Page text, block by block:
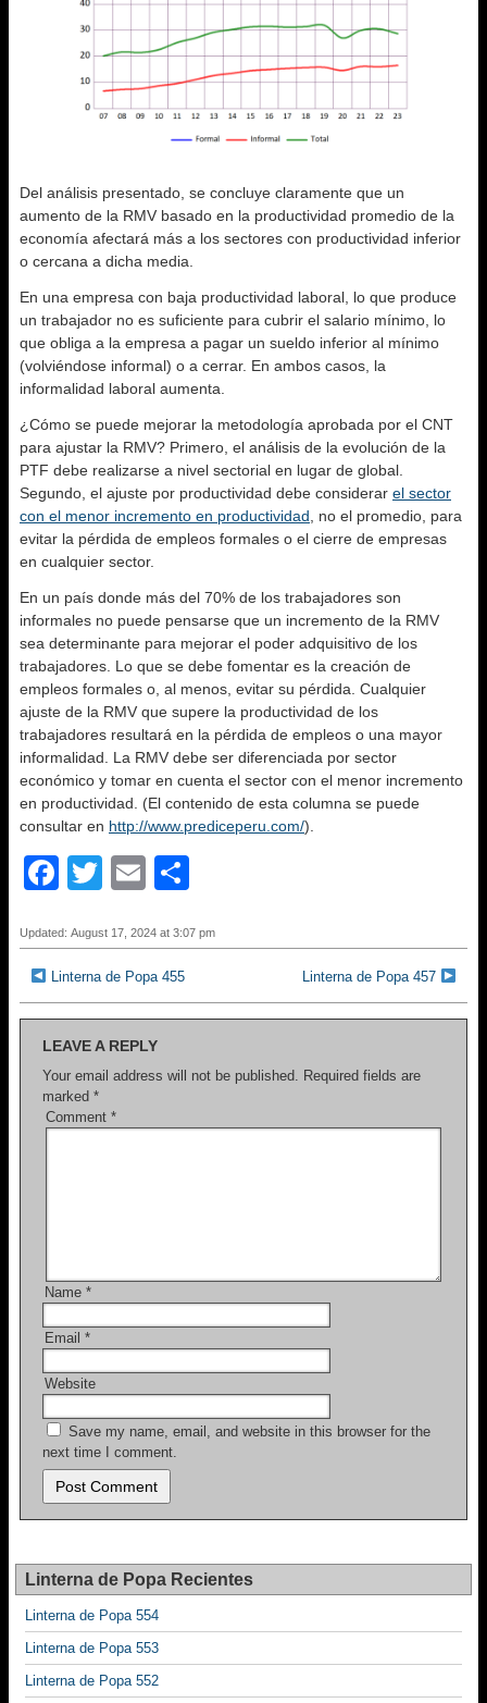
Del análisis presentado, se concluye claramente que un
aumento de la RMV basado en la productividad promedio de la
economía afectará más a los sectores con productividad inferior
o cercana a dicha media.
En una empresa con baja productividad laboral, lo que produce
un trabajador no es suficiente para cubrir el salario mínimo, lo
que obliga a la empresa a pagar un sueldo inferior al mínimo
(volviéndose informal) o a cerrar. En ambos casos, la
informalidad laboral aumenta.
¿Cómo se puede mejorar la metodología aprobada por el CNT
para ajustar la RMV? Primero, el análisis de la evolución de la
PTF debe realizarse a nivel sectorial en lugar de global.
Segundo, el ajuste por productividad debe considerar el sector
con el menor incremento en productividad , no el promedio, para
evitar la pérdida de empleos formales o el cierre de empresas
en cualquier sector.
En un país donde más del 70% de los trabajadores son
informales no puede pensarse que un incremento de la RMV
sea determinante para mejorar el poder adquisitivo de los
trabajadores. Lo que se debe fomentar es la creación de
empleos formales o, al menos, evitar su pérdida. Cualquier
ajuste de la RMV que supere la productividad de los
trabajadores resultará en la pérdida de empleos o una mayor
informalidad. La RMV debe ser diferenciada por sector
económico y tomar en cuenta el sector con el menor incremento
en productividad. (El contenido de esta columna se puede
consultar en http://www.prediceperu.com/).
F
c
e
b
o
o
k
T
tt
er
E
ail ar
Updated: August 17, 2024 at 3:07 pm
Linterna de Popa 455 Linterna de Popa 457
LEAVE A REPLY
Your email address will not be published.
Required fields are
marked *
Comment *
Name *
Email *
Website
Save my name, email, and website in this browser for the
next time I comment.
Linterna de Popa Recientes
Linterna de Popa 554
Linterna de Popa 553
Linterna de Popa 552